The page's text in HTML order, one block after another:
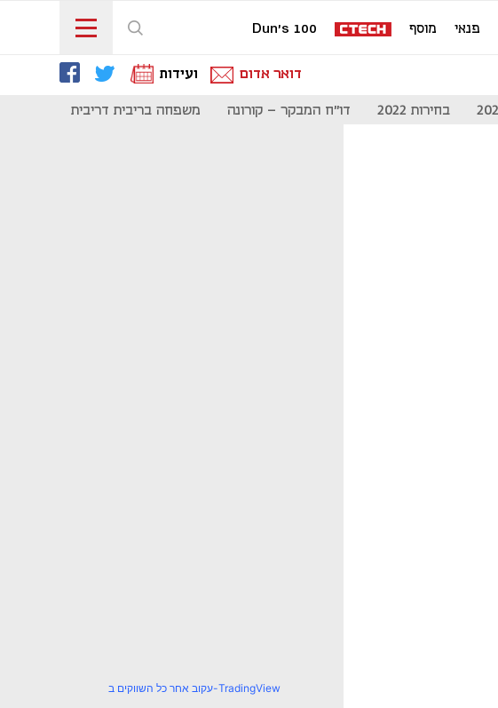
פנאי מוסף Dun's 100
דואר אדום ועידות
בחירות 2022 דו"ח המבקר - קורונה משפחה בריבית דריבית
עקוב אחר כל השווקים ב-TradingView